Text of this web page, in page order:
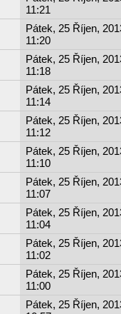
11:21
Pátek, 25 Říjen,
11:20
Pátek, 25 Říjen,
11:18
Pátek, 25 Říjen,
11:14
Pátek, 25 Říjen,
11:12
Pátek, 25 Říjen,
11:10
Pátek, 25 Říjen,
11:07
Pátek, 25 Říjen,
11:04
Pátek, 25 Říjen,
11:02
Pátek, 25 Říjen,
11:00
Pátek, 25 Říjen,